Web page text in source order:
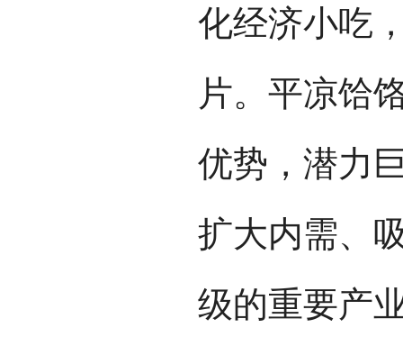
化经济小吃
片。平凉饸
优势，潜力
扩大内需、
级的重要产